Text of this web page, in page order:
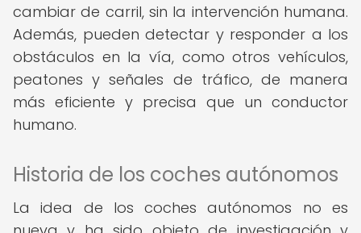
cambiar de carril, sin la intervención humana.
Además, pueden detectar y responder a los
obstáculos en la vía, como otros vehículos,
peatones y señales de tráfico, de manera
más eficiente y precisa que un conductor
humano.
Historia de los coches autónomos
La idea de los coches autónomos no es